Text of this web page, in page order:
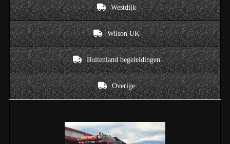
Westdijk
Wilson UK
Buitenland begeleidingen
Overige